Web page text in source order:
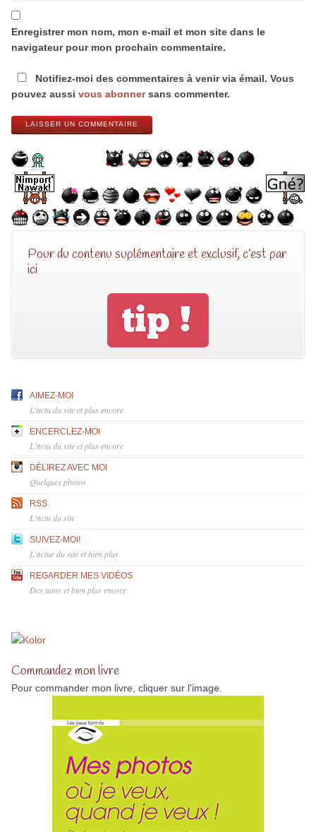
Enregistrer mon nom, mon e-mail et mon site dans le
navigateur pour mon prochain commentaire.
Notifiez-moi des commentaires à venir via émail. Vous
pouvez aussi vous abonnersans commenter.
LAISSER UN COMMENTAIRE
Pour du contenu suplémentaire et exclusif, c’est par
ici
AIMEZ-MOI
L'actu du site et plus encore
ENCERCLEZ-MOI
L'actu du site et plus encore
DÉLIREZ AVEC MOI
Quelques photos
RSS
L'actu du site
SUIVEZ-MOI!
L'actue du site et bien plus
REGARDER MES VIDÉOS
Des tutos et bien plus encore
Commandez mon livre
Pour commander mon livre, cliquer sur l'image.